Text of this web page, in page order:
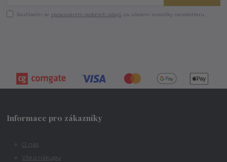
Souhlasím se zpracováním osobních údajů za účelem rozesílky newsletteru.
Informace pro zákazníky
O nás
Vše o nákupu